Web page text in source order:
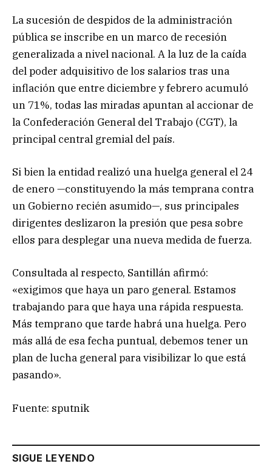
La sucesión de despidos de la administración
pública se inscribe en un marco de recesión
generalizada a nivel nacional. A la luz de la caída
del poder adquisitivo de los salarios tras una
inflación que entre diciembre y febrero acumuló
un 71%, todas las miradas apuntan al accionar de
la Confederación General del Trabajo (CGT), la
principal central gremial del país.
Si bien la entidad realizó una huelga general el 24
de enero —constituyendo la más temprana contra
un Gobierno recién asumido—, sus principales
dirigentes deslizaron la presión que pesa sobre
ellos para desplegar una nueva medida de fuerza.
Consultada al respecto, Santillán afirmó:
«exigimos que haya un paro general. Estamos
trabajando para que haya una rápida respuesta.
Más temprano que tarde habrá una huelga. Pero
más allá de esa fecha puntual, debemos tener un
plan de lucha general para visibilizar lo que está
pasando».
Fuente: sputnik
SIGUE LEYENDO